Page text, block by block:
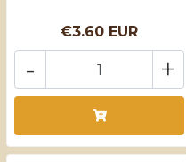
€3.60 EUR
+
-